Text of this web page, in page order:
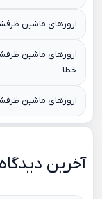
ارورهای ماشین
ارورهای ماشین
خطا
ارورهای ماشین
آخرین